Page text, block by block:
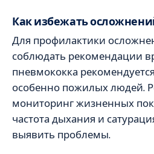
Как избежать
Для профилактики
соблюдать рекомендации
пневмококка
особенно пожилых людей.
мониторинг жизненных
частота дыхания и
выявить проблемы.